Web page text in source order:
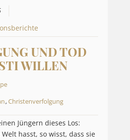
UND TOD
WILLEN
,Christenverfolgung
Jüngern dieses Los:
hasst, so wisst, dass sie